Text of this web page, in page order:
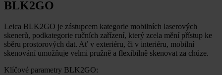
BLK2GO
Leica BLK2GO je zástupcem kategorie mobilních laserových
skenerů, podkategorie ručních zařízení, který zcela mění přístup ke
sběru prostorových dat. Ať v exteriéru, či v interiéru, mobilní
skenování umožňuje velmi pružně a flexibilně skenovat za chůze.
Klíčové parametry BLK2GO: